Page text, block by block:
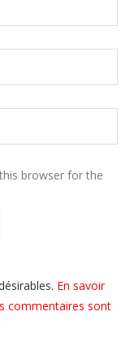
browser for the
En savoir
commentaires sont